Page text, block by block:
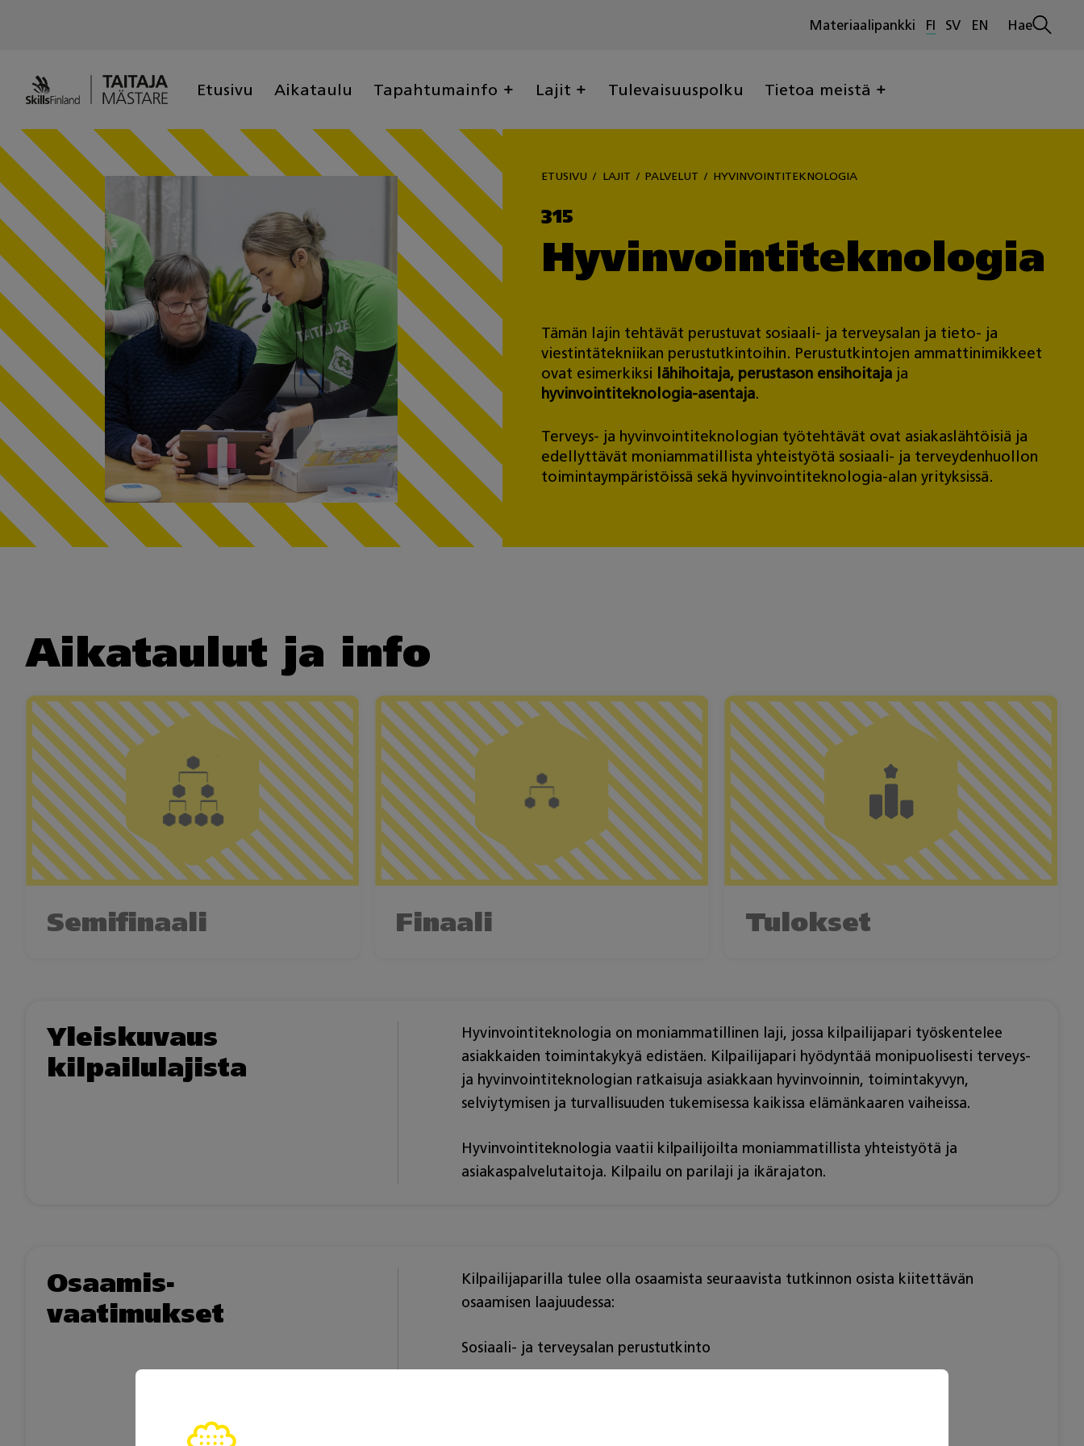
Materiaalipankki FI SV EN
Avaa
Hae
Etusivu Aikataulu Tapahtumainfo Lajit Tulevaisuuspolku Tietoa meistä
ETUSIVU LAJIT PALVELUT HYVINVOINTITEKNOLOGIA
315
Hyvinvointiteknologia
Tämän lajin tehtävät perustuvat sosiaali- ja terveysalan ja tieto- ja
viestintätekniikan perustutkintoihin. Perustutkintojen ammattinimikkeet
ovat esimerkiksi lähihoitaja, perustason ensihoitaja ja
hyvinvointiteknologia-asentaja.
Terveys- ja hyvinvointiteknologian työtehtävät ovat asiakaslähtöisiä ja
edellyttävät moniammatillista yhteistyötä sosiaali- ja terveydenhuollon
toimintaympäristöissä sekä hyvinvointiteknologia-alan yrityksissä.
Aikataulut ja info
Semifinaali Finaali Tulokset
Yleiskuvaus
kilpailulajista
Hyvinvointiteknologia on moniammatillinen laji, jossa kilpailijapari työskentelee
asiakkaiden toimintakykyä edistäen. Kilpailijapari hyödyntää monipuolisesti terveys-
ja hyvinvointiteknologian ratkaisuja asiakkaan hyvinvoinnin, toimintakyvyn,
selviytymisen ja turvallisuuden tukemisessa kaikissa elämänkaaren vaiheissa.
Hyvinvointiteknologia vaatii kilpailijoilta moniammatillista yhteistyötä ja
asiakaspalvelutaitoja. Kilpailu on parilaji ja ikärajaton.
Osaamis­
vaatimukset
Kilpailijaparilla tulee olla osaamista seuraavista tutkinnon osista kiitettävän
osaamisen laajuudessa:
Sosiaali- ja terveysalan perustutkinto